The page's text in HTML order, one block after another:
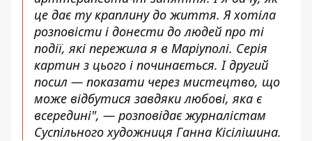
це дає ту краплину до життя. Я хотіла
розповісти і донести до людей про ті
події, які пережила я в Маріуполі. Серія
картин з цього і починається. І другий
посил — показати через мистецтво, що
може відбутися завдяки любові, яка є
всередині", — розповідає журналістам
Суспільного художниця Ганна Кісілішина.